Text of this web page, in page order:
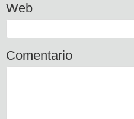
Web
Comentario